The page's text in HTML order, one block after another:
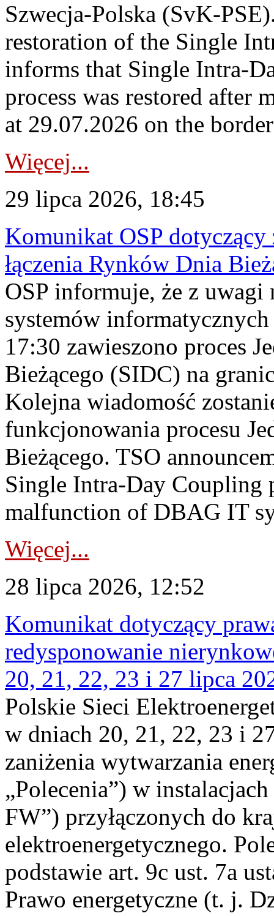
Szwecja-Polska (SvK-
restoration of the Single
informs that Single Intra-
process was restored after
at 29.07.2026 on the
Więcej...
29 lipca 2026, 18:45
Komunikat OSP dotyczący
łączenia Rynków Dnia
OSP informuje, że z uwagi
systemów
17:30 zawieszono proces
Bieżącego (SIDC) na
Kolejna wiadomość
funkcjonowania procesu
Bieżącego. TSO
Single Intra-Day Coupling
malfunction of DBAG IT
Więcej...
28 lipca 2026, 12:52
Komunikat dotyczący
redysponowanie
20, 21, 22, 23 i 27 lipca
Polskie Sieci
w dniach 20, 21, 22, 23 i
zaniżenia wytwarzania
„Polecenia”) w
FW”) przyłączonych do
elektroenergetycznego.
podstawie art. 9c ust. 7a
Prawo energetyczne (t. j.